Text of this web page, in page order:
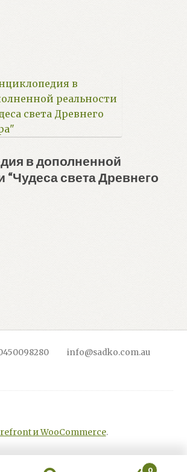
в дополненной
“Чудеса света Древнего
info@sadko.com.au
и WooCommerce.
0